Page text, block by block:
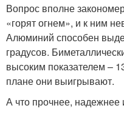
Вопрос вполне
«горят огнем», и к ним
Алюминий способен
градусов.
высоким показателем –
плане они выигрывают.
А что прочнее, надежнее